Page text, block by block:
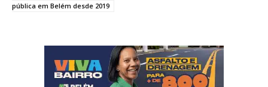
pública em Belém desde 2019